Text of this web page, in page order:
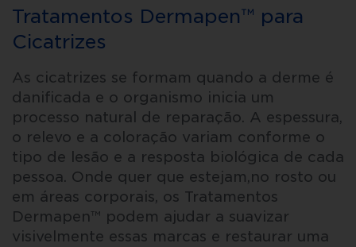
Tratamentos Dermapen™ para
Cicatrizes
As cicatrizes se formam quando a derme é
danificada e o organismo inicia um
processo natural de reparação. A espessura,
o relevo e a coloração variam conforme o
tipo de lesão e a resposta biológica de cada
pessoa. Onde quer que estejam,no rosto ou
em áreas corporais, os Tratamentos
Dermapen™ podem ajudar a suavizar
visivelmente essas marcas e restaurar uma